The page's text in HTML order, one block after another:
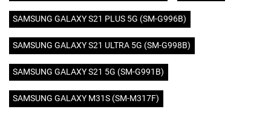
SAMSUNG GALAXY S21 PLUS 5G (SM-G996B)
SAMSUNG GALAXY S21 ULTRA 5G (SM-G998B)
SAMSUNG GALAXY S21 5G (SM-G991B)
SAMSUNG GALAXY M31S (SM-M317F)